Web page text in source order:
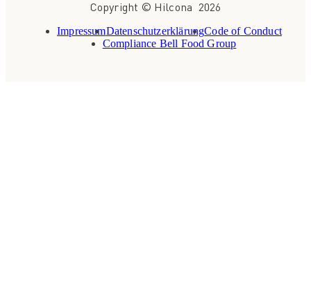
Copyright © Hilcona 2026
ImpressumDatenschutzerklärungCode of Conduct
Compliance Bell Food Group